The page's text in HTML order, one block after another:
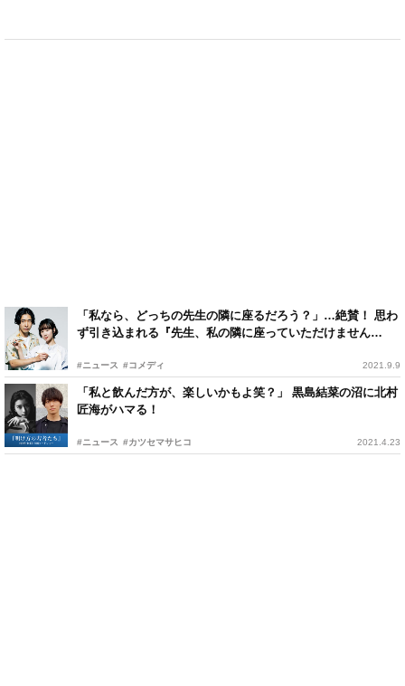
「私なら、どっちの先生の隣に座るだろう？」…絶賛！ 思わ
ず引き込まれる『先生、私の隣に座っていただけません
#ニュース #コメディ 2021.9.9
「私と飲んだ方が、楽しいかもよ笑？」 黒島結菜の沼に北村
匠海がハマる！
#ニュース #カツセマサヒコ 2021.4.23